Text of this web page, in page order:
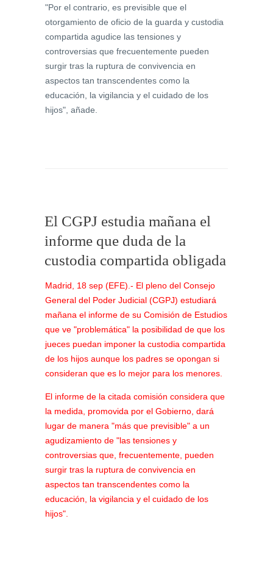
"Por el contrario, es previsible que el
otorgamiento de oficio de la guarda y custodia
compartida agudice las tensiones y
controversias que frecuentemente pueden
surgir tras la ruptura de convivencia en
aspectos tan transcendentes como la
educación, la vigilancia y el cuidado de los
hijos", añade.
El CGPJ estudia mañana el
informe que duda de la
custodia compartida obligada
Madrid, 18 sep (EFE).- El pleno del Consejo
General del Poder Judicial (CGPJ) estudiará
mañana el informe de su Comisión de Estudios
que ve "problemática" la posibilidad de que los
jueces puedan imponer la custodia compartida
de los hijos aunque los padres se opongan si
consideran que es lo mejor para los menores.
El informe de la citada comisión considera que
la medida, promovida por el Gobierno, dará
lugar de manera "más que previsible" a un
agudizamiento de "las tensiones y
controversias que, frecuentemente, pueden
surgir tras la ruptura de convivencia en
aspectos tan transcendentes como la
educación, la vigilancia y el cuidado de los
hijos".